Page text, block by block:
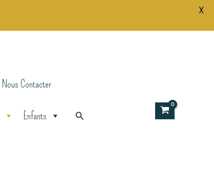
Nous Contacter
Enfants Rechercher
X